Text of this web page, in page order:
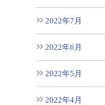
2022年7月
2022年6月
2022年5月
2022年4月